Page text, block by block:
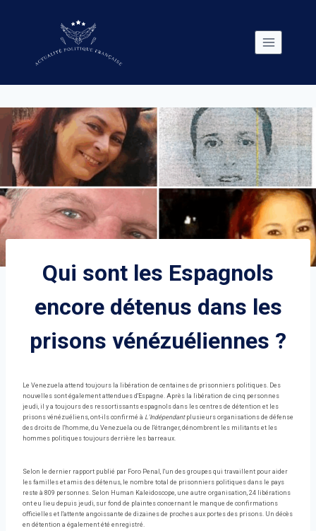
Qui sont les Espagnols
encore détenus dans les
prisons vénézuéliennes ?
Le Venezuela attend toujours la libération de centaines de prisonniers politiques. Des
nouvelles sont également attendues d'Espagne. Après la libération de cinq personnes
jeudi, il y a toujours des ressortissants espagnols dans les centres de détention et les
prisons vénézuéliens, ont-ils confirmé à L'Indépendantplusieurs organisations de défense
des droits de l'homme, du Venezuela ou de l'étranger, dénombrent les militants et les
hommes politiques toujours derrière les barreaux.
Selon le dernier rapport publié par Foro Penal, l'un des groupes qui travaillent pour aider
les familles et amis des détenus, le nombre total de prisonniers politiques dans le pays
reste à 809 personnes. Selon Human Kaleidoscope, une autre organisation, 24 libérations
ont eu lieu depuis jeudi, sur fond de plaintes concernant le manque de confirmations
officielles et l'attente angoissante de dizaines de proches aux portes des prisons. Un décès
en détention a également été enregistré.